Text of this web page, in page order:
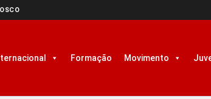
Formação Movimento